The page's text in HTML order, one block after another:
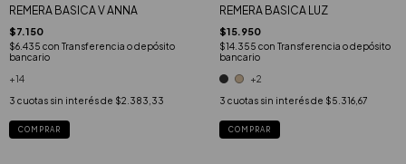
REMERA BASICA V ANNA
$7.150
$6.435 con Transferencia o depósito
bancario
+14
3 cuotas sin interés de $2.383,33
COMPRAR
REMERA BASICA LUZ
$15.950
$14.355 con Transferencia o depósito
bancario
+2
3 cuotas sin interés de $5.316,67
COMPRAR